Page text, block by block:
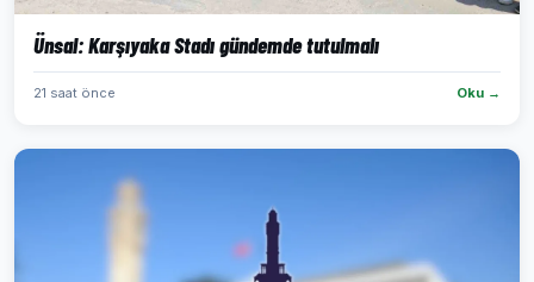
Ünsal: Karşıyaka Stadı gündemde tutulmalı
21 saat önce Oku →